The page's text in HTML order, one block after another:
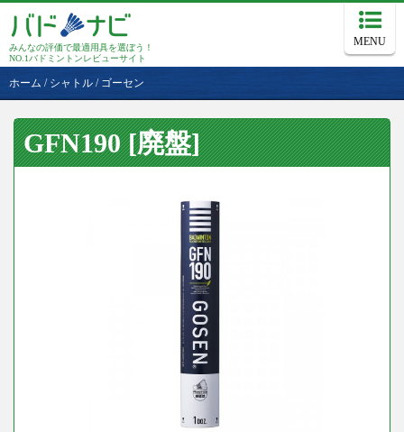
みんなの評価で最適用具を選ぼう！
NO.1バドミントンレビューサイト
MENU
ホーム / シャトル / ゴーセン
GFN190 [廃盤]